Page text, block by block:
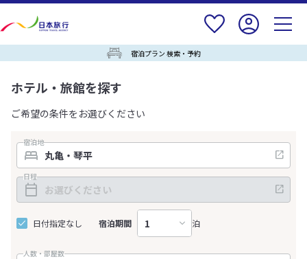
宿泊プラン 検索・予約
ホテル・旅館を探す
ご希望の条件をお選びください
宿泊地
日程
日付指定なし 宿泊期間 泊
人数・部屋数